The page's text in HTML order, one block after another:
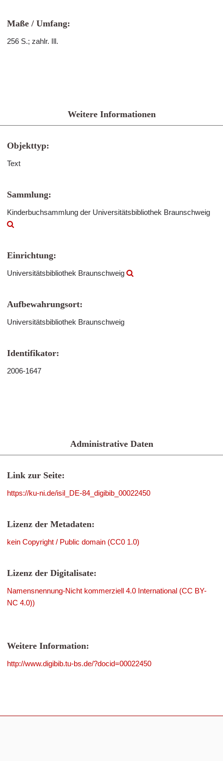
Maße / Umfang:
256 S.; zahlr. Ill.
Weitere Informationen
Objekttyp:
Text
Sammlung:
Kinderbuchsammlung der Universitätsbibliothek Braunschweig
Einrichtung:
Universitätsbibliothek Braunschweig
Aufbewahrungsort:
Universitätsbibliothek Braunschweig
Identifikator:
2006-1647
Administrative Daten
Link zur Seite:
https://ku-ni.de/isil_DE-84_digibib_00022450
Lizenz der Metadaten:
kein Copyright / Public domain (CC0 1.0)
Lizenz der Digitalisate:
Namensnennung-Nicht kommerziell 4.0 International (CC BY-
NC 4.0))
Weitere Information:
http://www.digibib.tu-bs.de/?docid=00022450